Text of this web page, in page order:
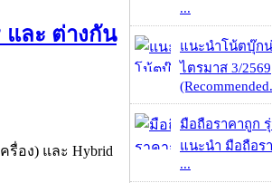
และ ต่างกัน
รื่อง) และ Hybrid
...
แนะนำโน้ตบุ๊ก
ไตรมาส 3/2569
มือถือราคาถูก
แนะนำ มือถือร
...